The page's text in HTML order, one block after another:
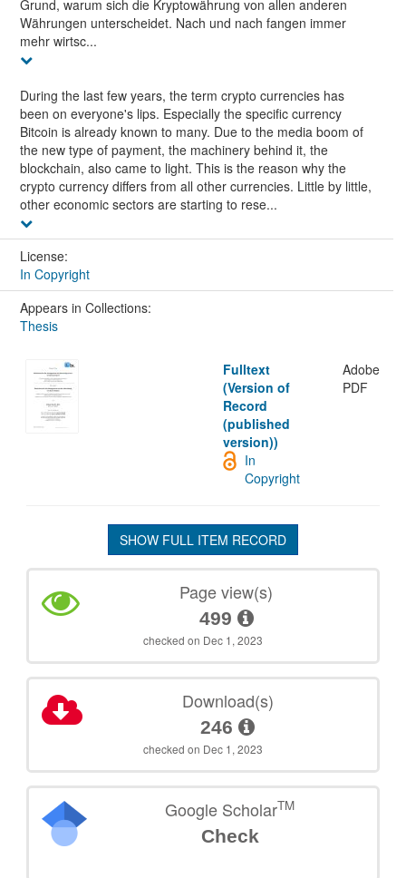
Grund, warum sich die Kryptowährung von allen anderen
Währungen unterscheidet. Nach und nach fangen immer
mehr wirtsc...
During the last few years, the term crypto currencies has
been on everyone's lips. Especially the specific currency
Bitcoin is already known to many. Due to the media boom of
the new type of payment, the machinery behind it, the
blockchain, also came to light. This is the reason why the
crypto currency differs from all other currencies. Little by little,
other economic sectors are starting to rese...
License:
In Copyright
Appears in Collections:
Thesis
Fulltext
(Version of
Record
(published
version))
Adobe
PDF
In
Copyright
SHOW FULL ITEM RECORD
Page view(s)
499
checked on Dec 1, 2023
Download(s)
246
checked on Dec 1, 2023
Google ScholarTM
Check